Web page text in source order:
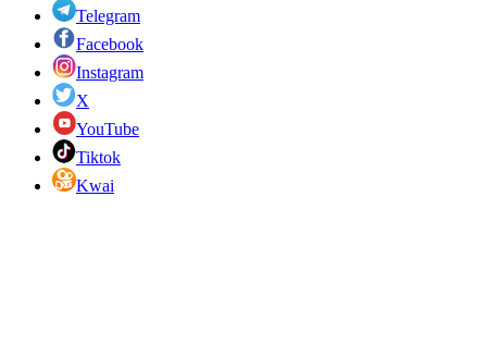
Telegram
Facebook
Instagram
X
YouTube
Tiktok
Kwai